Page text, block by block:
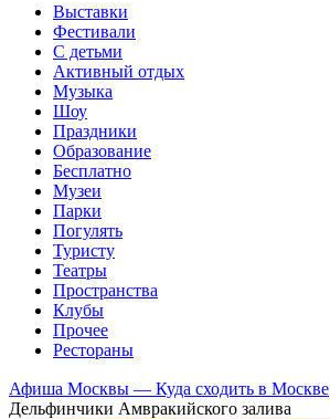
Выставки
Фестивали
С детьми
Активный отдых
Музыка
Шоу
Праздники
Образование
Бесплатно
Музеи
Парки
Погулять
Туристу
Театры
Пространства
Клубы
Прочее
Рестораны
Афиша Москвы — Куда сходить в Москве
Дельфинчики Амвракийского залива